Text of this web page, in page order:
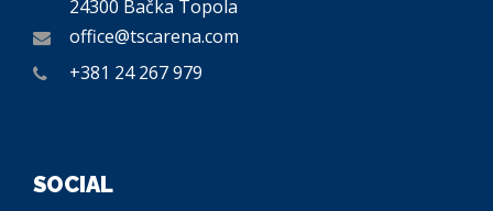
24300 Bačka Topola
office@tscarena.com
+381 24 267 979
SOCIAL